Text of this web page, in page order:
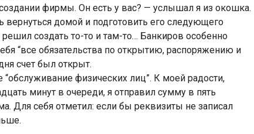
фирмы. Он есть у вас? — услышал я из окошка.
домой и подготовить его следующего
создать то-то и там-то… Банкиров особенно
“все обязательства по открытию, распоряжению и
счет был открыт.
физических лиц”. К моей радости,
минут в очереди, я отправил сумму в пять
Для себя отметил: если бы реквизиты не записал